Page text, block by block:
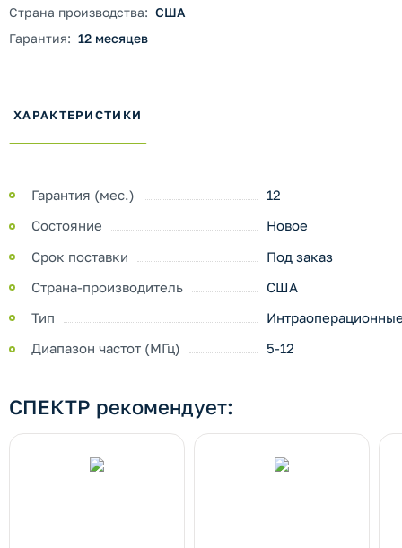
Страна производства: США
Гарантия: 12 месяцев
ХАРАКТЕРИСТИКИ
Гарантия (мес.)
12
Состояние
Новое
Срок поставки
Под заказ
Страна-производитель
США
Тип
Диапазон частот (МГц)
5-12
СПЕКТР рекомендует: